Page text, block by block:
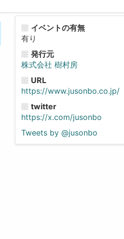
イベントの有無
有り
発行元
株式会社 樹村房
URL
https://www.jusonbo.co.jp/
twitter
https://x.com/jusonbo
Tweets by @jusonbo